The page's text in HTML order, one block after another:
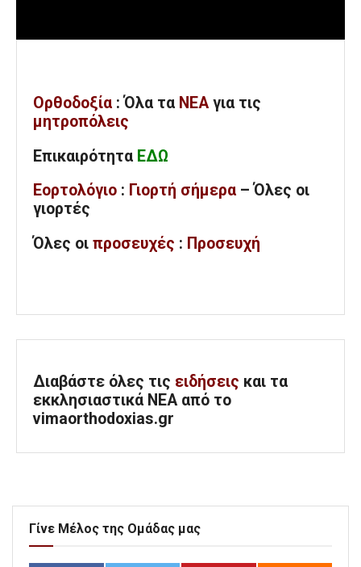
Ορθοδοξία : Όλα τα ΝΕΑ για τις
μητροπόλεις
Επικαιρότητα ΕΔΩ
Εορτολόγιο : Γιορτή σήμερα – Όλες οι
γιορτές
Όλες οι προσευχές : Προσευχή
Διαβάστε όλες τις ειδήσεις και τα
εκκλησιαστικά ΝΕΑ από το
vimaorthodoxias.gr
Γίνε Μέλος της Ομάδας μας